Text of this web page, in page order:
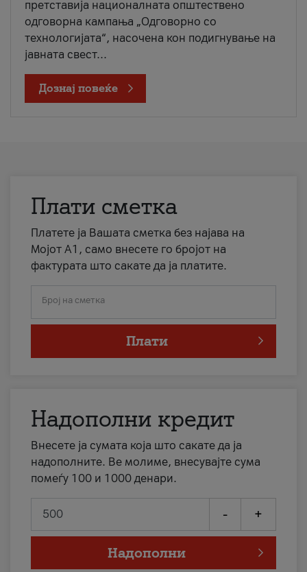
претставија националната општествено
одговорна кампања „Одговорно со
технологијата“, насочена кон подигнување на
јавната свест...
Дознај повеќе
Плати сметка
Платете ја Вашата сметка без најава на
Мојот А1, само внесете го бројот на
фактурата што сакате да ја платите.
Број на сметка
Плати
Надополни кредит
Внесете ја сумата која што сакате да ја
надополните. Ве молиме, внесувајте сума
помеѓу 100 и 1000 денари.
- +
Надополни